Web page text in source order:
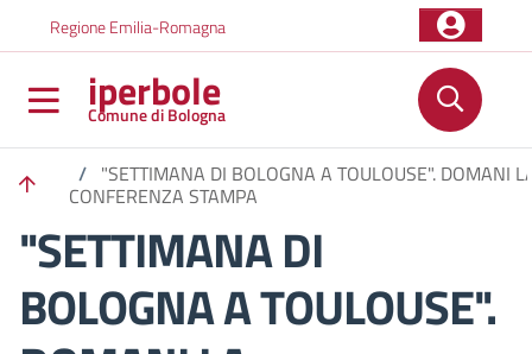
Regione Emilia-Romagna
iperbole
Comune di Bologna
/ "SETTIMANA DI BOLOGNA A TOULOUSE". DOMANI
CONFERENZA STAMPA
"SETTIMANA DI
BOLOGNA A TOULOUSE".